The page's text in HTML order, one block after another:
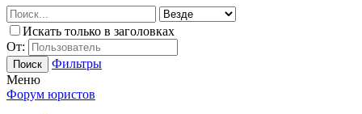
Искать только в заголовках
От:
Поиск
Фильтры
Меню
Форум юристов